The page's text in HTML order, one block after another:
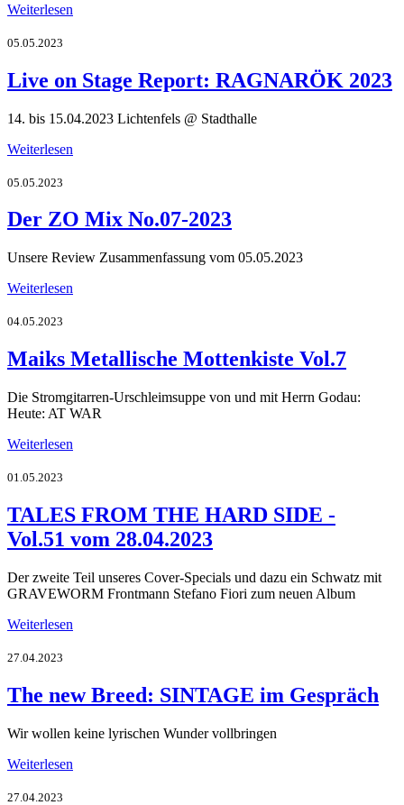
Weiterlesen
05.05.2023
Live on Stage Report: RAGNARÖK 2023
14. bis 15.04.2023 Lichtenfels @ Stadthalle
Weiterlesen
05.05.2023
Der ZO Mix No.07-2023
Unsere Review Zusammenfassung vom 05.05.2023
Weiterlesen
04.05.2023
Maiks Metallische Mottenkiste Vol.7
Die Stromgitarren-Urschleimsuppe von und mit Herrn Godau:
Heute: AT WAR
Weiterlesen
01.05.2023
TALES FROM THE HARD SIDE -
Vol.51 vom 28.04.2023
Der zweite Teil unseres Cover-Specials und dazu ein Schwatz mit
GRAVEWORM Frontmann Stefano Fiori zum neuen Album
Weiterlesen
27.04.2023
The new Breed: SINTAGE im Gespräch
Wir wollen keine lyrischen Wunder vollbringen
Weiterlesen
27.04.2023